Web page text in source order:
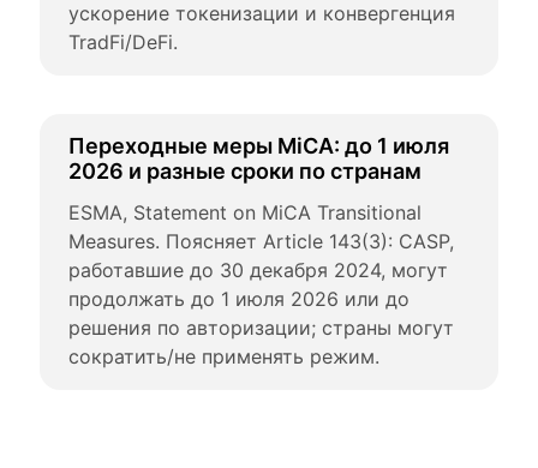
ускорение токенизации и конвергенция
TradFi/DeFi.
Переходные меры MiCA: до 1 июля
2026 и разные сроки по странам
ESMA, Statement on MiCA Transitional
Measures. Поясняет Article 143(3): CASP,
работавшие до 30 декабря 2024, могут
продолжать до 1 июля 2026 или до
решения по авторизации; страны могут
сократить/не применять режим.